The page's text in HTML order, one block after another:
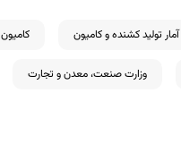
آمار تولید کشنده و کامیون کامیون
وزارت صنعت، معدن و تجارت